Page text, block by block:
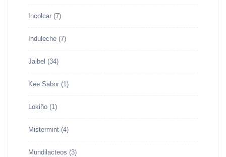
Incolcar (7)
Induleche (7)
Jaibel (34)
Kee Sabor (1)
Lokiño (1)
Mistermint (4)
Mundilacteos (3)